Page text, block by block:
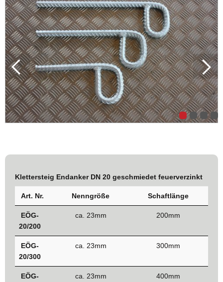
Klettersteig Endanker DN 20 geschmiedet feuerverzinkt
Art. Nr. Nenngröße Schaftlänge
EÖG-
20/200
ca. 23mm 200mm
EÖG-
20/300
ca. 23mm 300mm
EÖG-
ca. 23mm 400mm